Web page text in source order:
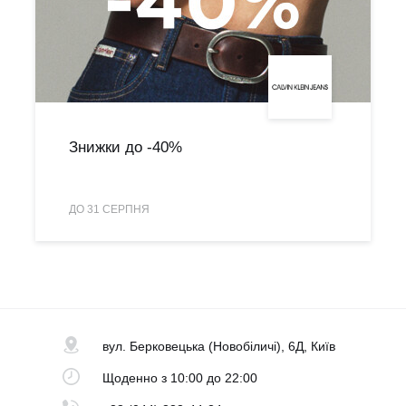
Знижки до -40%
ДО 31 СЕРПНЯ
вул. Берковецька (Новобіличі), 6Д, Київ
Щоденноз 10:00 до 22:00